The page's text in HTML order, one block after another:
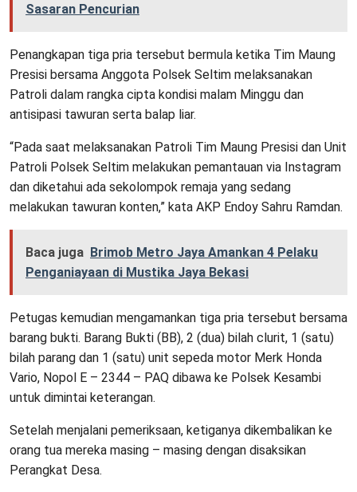
Sasaran Pencurian
Penangkapan tiga pria tersebut bermula ketika Tim Maung
Presisi bersama Anggota Polsek Seltim melaksanakan
Patroli dalam rangka cipta kondisi malam Minggu dan
antisipasi tawuran serta balap liar.
“Pada saat melaksanakan Patroli Tim Maung Presisi dan Unit
Patroli Polsek Seltim melakukan pemantauan via Instagram
dan diketahui ada sekolompok remaja yang sedang
melakukan tawuran konten,” kata AKP Endoy Sahru Ramdan.
Baca juga Brimob Metro Jaya Amankan 4 Pelaku
Penganiayaan di Mustika Jaya Bekasi
Petugas kemudian mengamankan tiga pria tersebut bersama
barang bukti. Barang Bukti (BB), 2 (dua) bilah clurit, 1 (satu)
bilah parang dan 1 (satu) unit sepeda motor Merk Honda
Vario, Nopol E – 2344 – PAQ dibawa ke Polsek Kesambi
untuk dimintai keterangan.
Setelah menjalani pemeriksaan, ketiganya dikembalikan ke
orang tua mereka masing – masing dengan disaksikan
Perangkat Desa.